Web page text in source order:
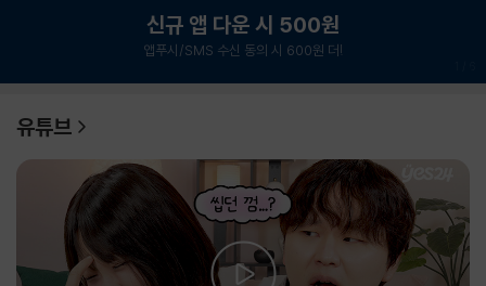
신규 앱 다운 시 500원
앱푸시/SMS 수신 동의 시 600원 더!
유튜브